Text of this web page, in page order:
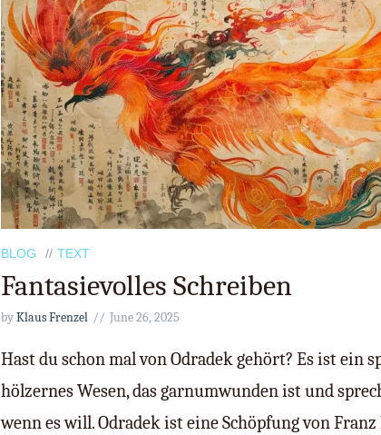
BLOG TEXT
Fantasievolles Schreiben
byKlaus Frenzel June 26, 2025
Hast du schon mal von Odradek gehört? Es ist ein
hölzernes Wesen, das garnumwunden ist und
wenn es will. Odradek ist eine Schöpfung von